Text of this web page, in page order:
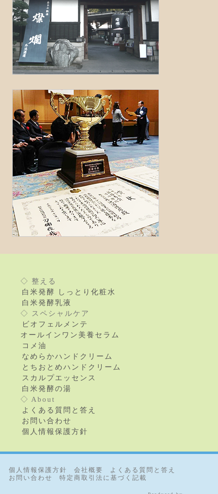
◇ 整える
白米発酵 しっとり化粧水
白米発酵乳液
◇ スペシャルケア
ビオフェルメンテ
オールインワン美養セラム
コメ油
なめらかハンドクリーム
とちおとめハンドクリーム
スカルプエッセンス
白米発酵の湯
◇ About
よくある質問と答え
お問い合わせ
個人情報保護方針
個人情報保護方針 会社概要
よくある質問と答え
お問い合わせ
特定商取引法に基づく記載